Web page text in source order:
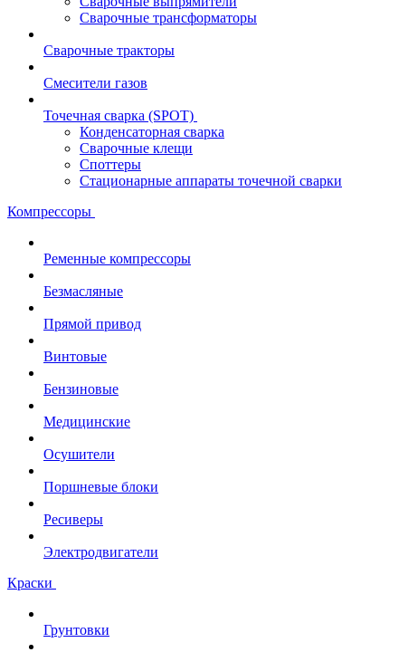
Сварочные трансформаторы
Сварочные тракторы
Смесители газов
Точечная сварка (SPOT)
Конденсаторная сварка
Сварочные клещи
Споттеры
Стационарные аппараты точечной сварки
Компрессоры
Ременные компрессоры
Безмасляные
Прямой привод
Винтовые
Бензиновые
Медицинские
Осушители
Поршневые блоки
Ресиверы
Электродвигатели
Краски
Грунтовки